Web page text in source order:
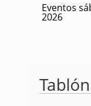
Eventos
2026